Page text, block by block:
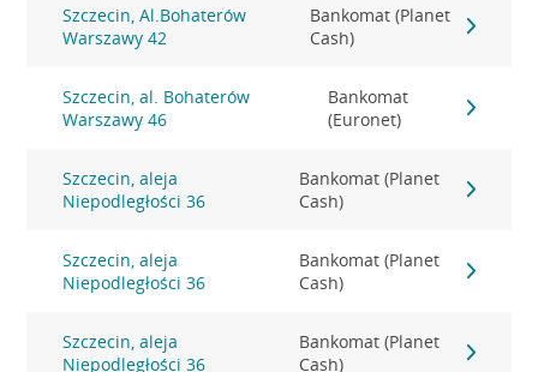
Szczecin, Al.Bohaterów
Warszawy 42
Bankomat (Planet
Cash)
Szczecin, al. Bohaterów
Warszawy 46
Bankomat
(Euronet)
Szczecin, aleja
Niepodległości 36
Bankomat (Planet
Cash)
Szczecin, aleja
Niepodległości 36
Bankomat (Planet
Cash)
Szczecin, aleja
Niepodległości 36
Bankomat (Planet
Cash)